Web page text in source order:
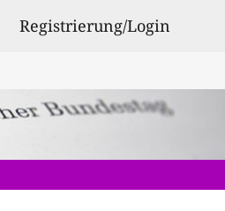
Registrierung/Login